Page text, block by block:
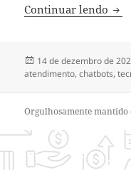
Continuar lendo
Publicado
em
14 de dezembro de
atendimento,chatbots,
Orgulhosamente mantido